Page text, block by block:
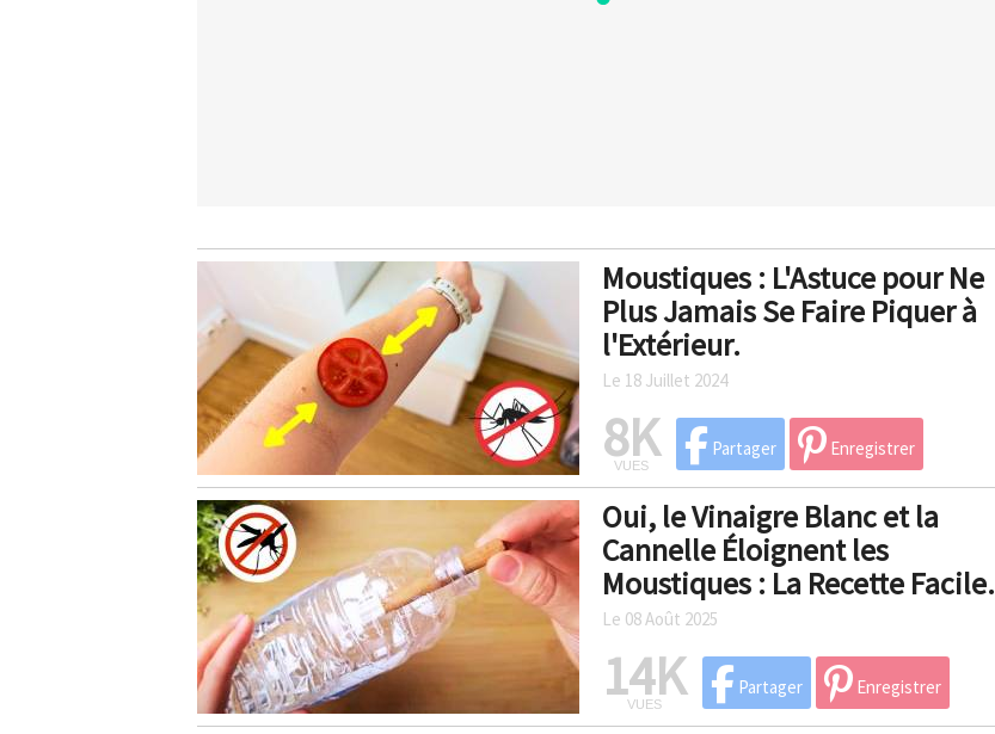
Moustiques : L'Astuce pour Ne
Plus Jamais Se Faire Piquer à
l'Extérieur.
Le 18 Juillet 2024
8K
VUES
Partager Enregistrer
Oui, le Vinaigre Blanc et la
Cannelle Éloignent les
Moustiques : La Recette Facile.
Le 08 Août 2025
14K
VUES
Partager Enregistrer